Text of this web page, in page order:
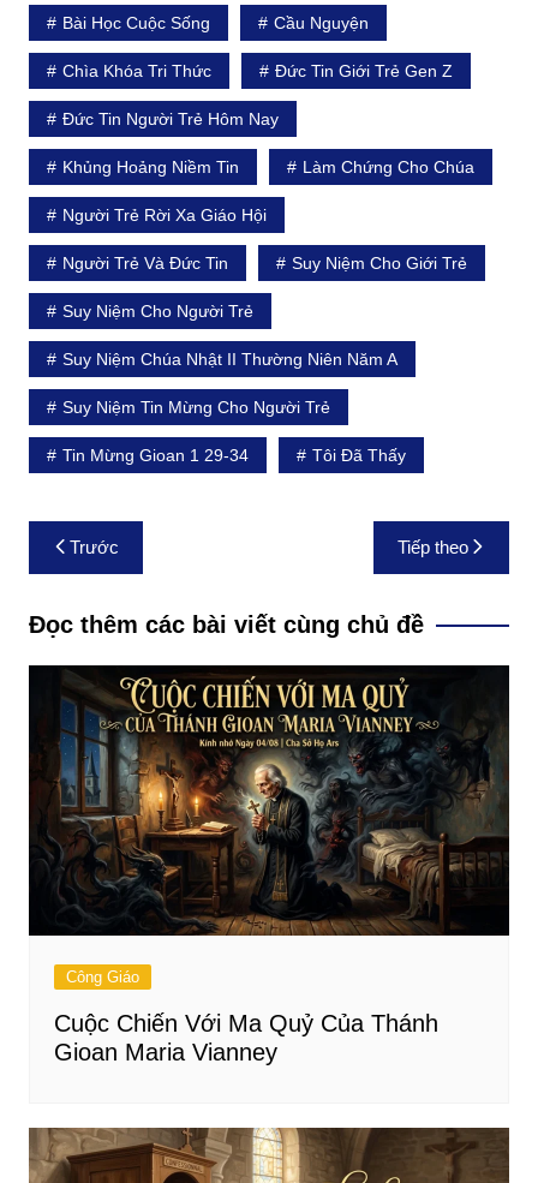
Bài Học Cuộc Sống Cầu Nguyện
Chìa Khóa Tri Thức Đức Tin Giới Trẻ Gen Z
Đức Tin Người Trẻ Hôm Nay
Khủng Hoảng Niềm Tin Làm Chứng Cho Chúa
Người Trẻ Rời Xa Giáo Hội
Người Trẻ Và Đức Tin Suy Niệm Cho Giới Trẻ
Suy Niệm Cho Người Trẻ
Suy Niệm Chúa Nhật II Thường Niên Năm A
Suy Niệm Tin Mừng Cho Người Trẻ
Tin Mừng Gioan 1 29-34 Tôi Đã Thấy
Điều
hướng
bài
viết
Trước Tiếp theo
Đọc thêm các bài viết cùng chủ đề
Công Giáo
Cuộc Chiến Với Ma Quỷ Của Thánh
Gioan Maria Vianney